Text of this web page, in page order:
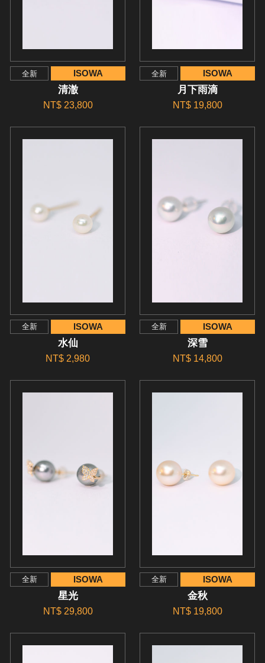
全新 ISOWA
清澈
NT$ 23,800
全新 ISOWA
月下雨滴
NT$ 19,800
全新 ISOWA
水仙
NT$ 2,980
全新 ISOWA
深雪
NT$ 14,800
全新 ISOWA
星光
NT$ 29,800
全新 ISOWA
金秋
NT$ 19,800